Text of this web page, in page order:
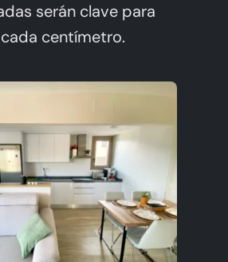
serán clave para
centímetro.